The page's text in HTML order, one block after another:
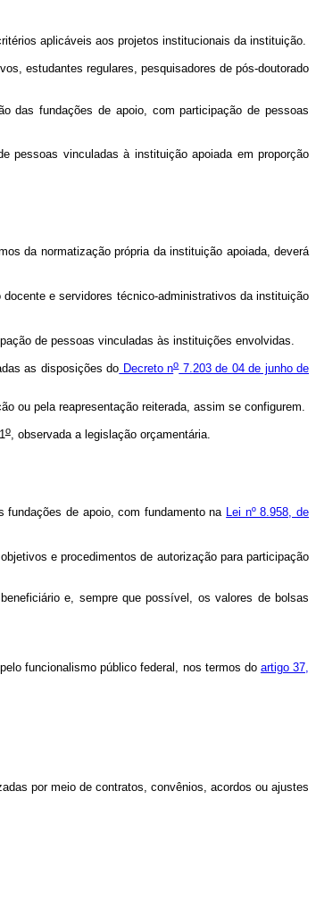
aplicáveis aos projetos institucionais da instituição.
estudantes regulares, pesquisadores de pós-doutorado
das fundações de apoio, com participação de pessoas
pessoas vinculadas à instituição apoiada em proporção
da normatização própria da instituição apoiada, deverá
e servidores técnico-administrativos da instituição
de pessoas vinculadas às instituições envolvidas.
as disposições do Decreto no7.203 de 04 de junho de
ou pela reapresentação reiterada, assim se configurem.
o, observada a legislação orçamentária.
de apoio, com fundamento na Lei nº 8.958, de
e procedimentos de autorização para participação
e, sempre que possível, os valores de bolsas
funcionalismo público federal, nos termos do artigo 37,
por meio de contratos, convênios, acordos ou ajustes